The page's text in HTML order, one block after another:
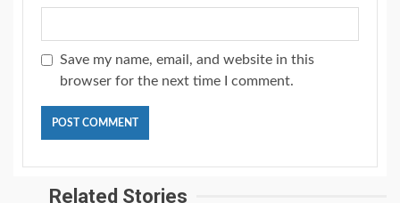
Save my name, email, and website in this
browser for the next time I comment.
Related Stories